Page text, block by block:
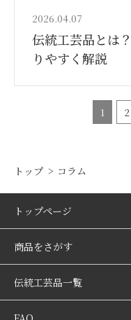
2026.04.07
伝統工芸品とは
りやすく解説
1 2
トップ コラム
トップページ
商品をさがす
伝統工芸品一覧